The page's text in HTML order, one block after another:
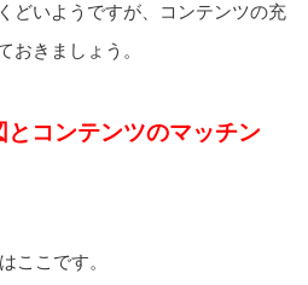
どいようですが、コンテンツの充
おきましょう。
コンテンツのマッチン
ここです。